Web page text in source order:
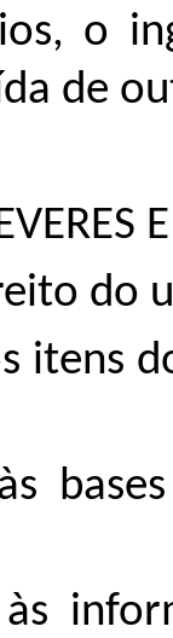
o
de
do
itens